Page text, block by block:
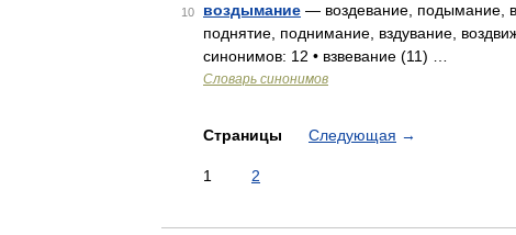
10 воздымание — воздевание, подымание,
поднятие, поднимание, вздувание,
синонимов: 12 • взвевание (11) …
Словарь синонимов
Страницы Следующая →
1 2